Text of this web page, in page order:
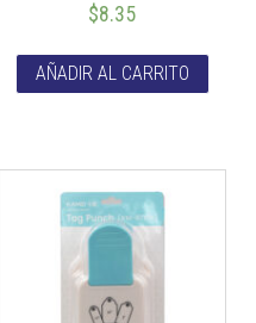
$8.35
AÑADIR AL CARRITO